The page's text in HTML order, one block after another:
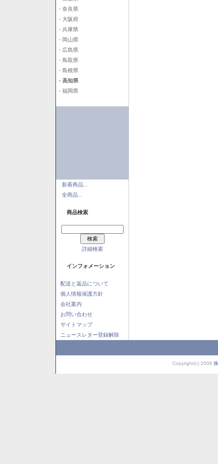
- 奈良県
- 大阪府
- 兵庫県
- 岡山県
- 広島県
- 鳥取県
- 島根県
- 高知県
- 福岡県
新着商品...
全商品...
商品検索
詳細検索
インフォメーション
配送と返品について
個人情報保護方針
会社案内
お問い合わせ
サイトマップ
ニュースレター登録解除
Copyright(c) 2008